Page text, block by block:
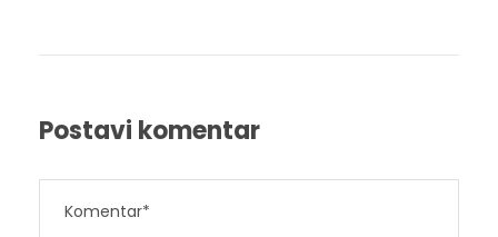
Postavi komentar